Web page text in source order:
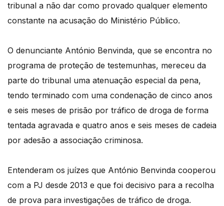
tribunal a não dar como provado qualquer elemento
constante na acusação do Ministério Público.
O denunciante António Benvinda, que se encontra no
programa de proteção de testemunhas, mereceu da
parte do tribunal uma atenuação especial da pena,
tendo terminado com uma condenação de cinco anos
e seis meses de prisão por tráfico de droga de forma
tentada agravada e quatro anos e seis meses de cadeia
por adesão a associação criminosa.
Entenderam os juízes que António Benvinda cooperou
com a PJ desde 2013 e que foi decisivo para a recolha
de prova para investigações de tráfico de droga.